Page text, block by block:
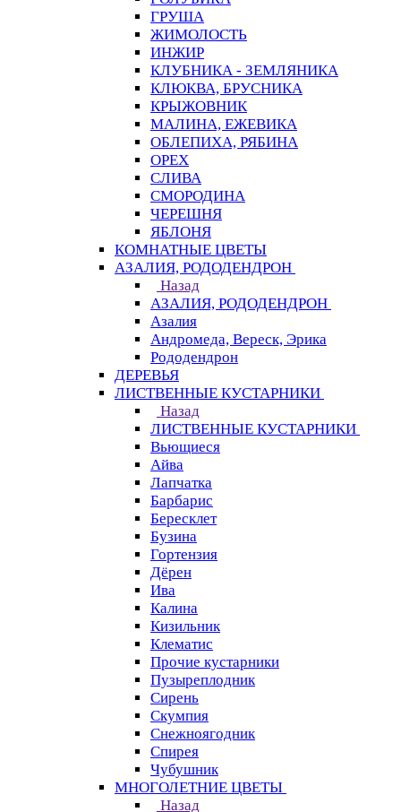
ГРУША
ЖИМОЛОСТЬ
ИНЖИР
КЛУБНИКА - ЗЕМЛЯНИКА
КЛЮКВА, БРУСНИКА
КРЫЖОВНИК
МАЛИНА, ЕЖЕВИКА
ОБЛЕПИХА, РЯБИНА
ОРЕХ
СЛИВА
СМОРОДИНА
ЧЕРЕШНЯ
ЯБЛОНЯ
КОМНАТНЫЕ ЦВЕТЫ
АЗАЛИЯ, РОДОДЕНДРОН
Назад
АЗАЛИЯ, РОДОДЕНДРОН
Азалия
Андромеда, Вереск, Эрика
Рододендрон
ДЕРЕВЬЯ
ЛИСТВЕННЫЕ КУСТАРНИКИ
Назад
ЛИСТВЕННЫЕ КУСТАРНИКИ
Вьющиеся
Айва
Лапчатка
Барбарис
Бересклет
Бузина
Гортензия
Дёрен
Ива
Калина
Кизильник
Клематис
Прочие кустарники
Пузыреплодник
Сирень
Скумпия
Снежноягодник
Спирея
Чубушник
МНОГОЛЕТНИЕ ЦВЕТЫ
Назад